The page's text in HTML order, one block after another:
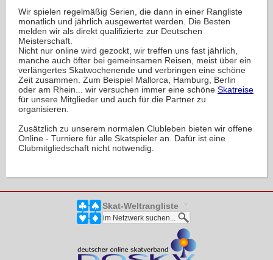
Wir spielen regelmäßig Serien, die dann in einer Rangliste
monatlich und jährlich ausgewertet werden. Die Besten
melden wir als direkt qualifizierte zur Deutschen
Meisterschaft.
Nicht nur online wird gezockt, wir treffen uns fast jährlich,
manche auch öfter bei gemeinsamen Reisen, meist über ein
verlängertes Skatwochenende und verbringen eine schöne
Zeit zusammen. Zum Beispiel Mallorca, Hamburg, Berlin
oder am Rhein... wir versuchen immer eine schöne Skatreise
für unsere Mitglieder und auch für die Partner zu
organisieren.
Zusätzlich zu unserem normalen Clubleben bieten wir offene
Online - Turniere für alle Skatspieler an. Dafür ist eine
Clubmitgliedschaft nicht notwendig.
Skat-Weltrangliste